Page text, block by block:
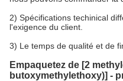
2) Spécifications techinical
l'exigence du client.
3) Le temps de qualité et de
Empaquetez de [2
butoxymethylethoxy)] -